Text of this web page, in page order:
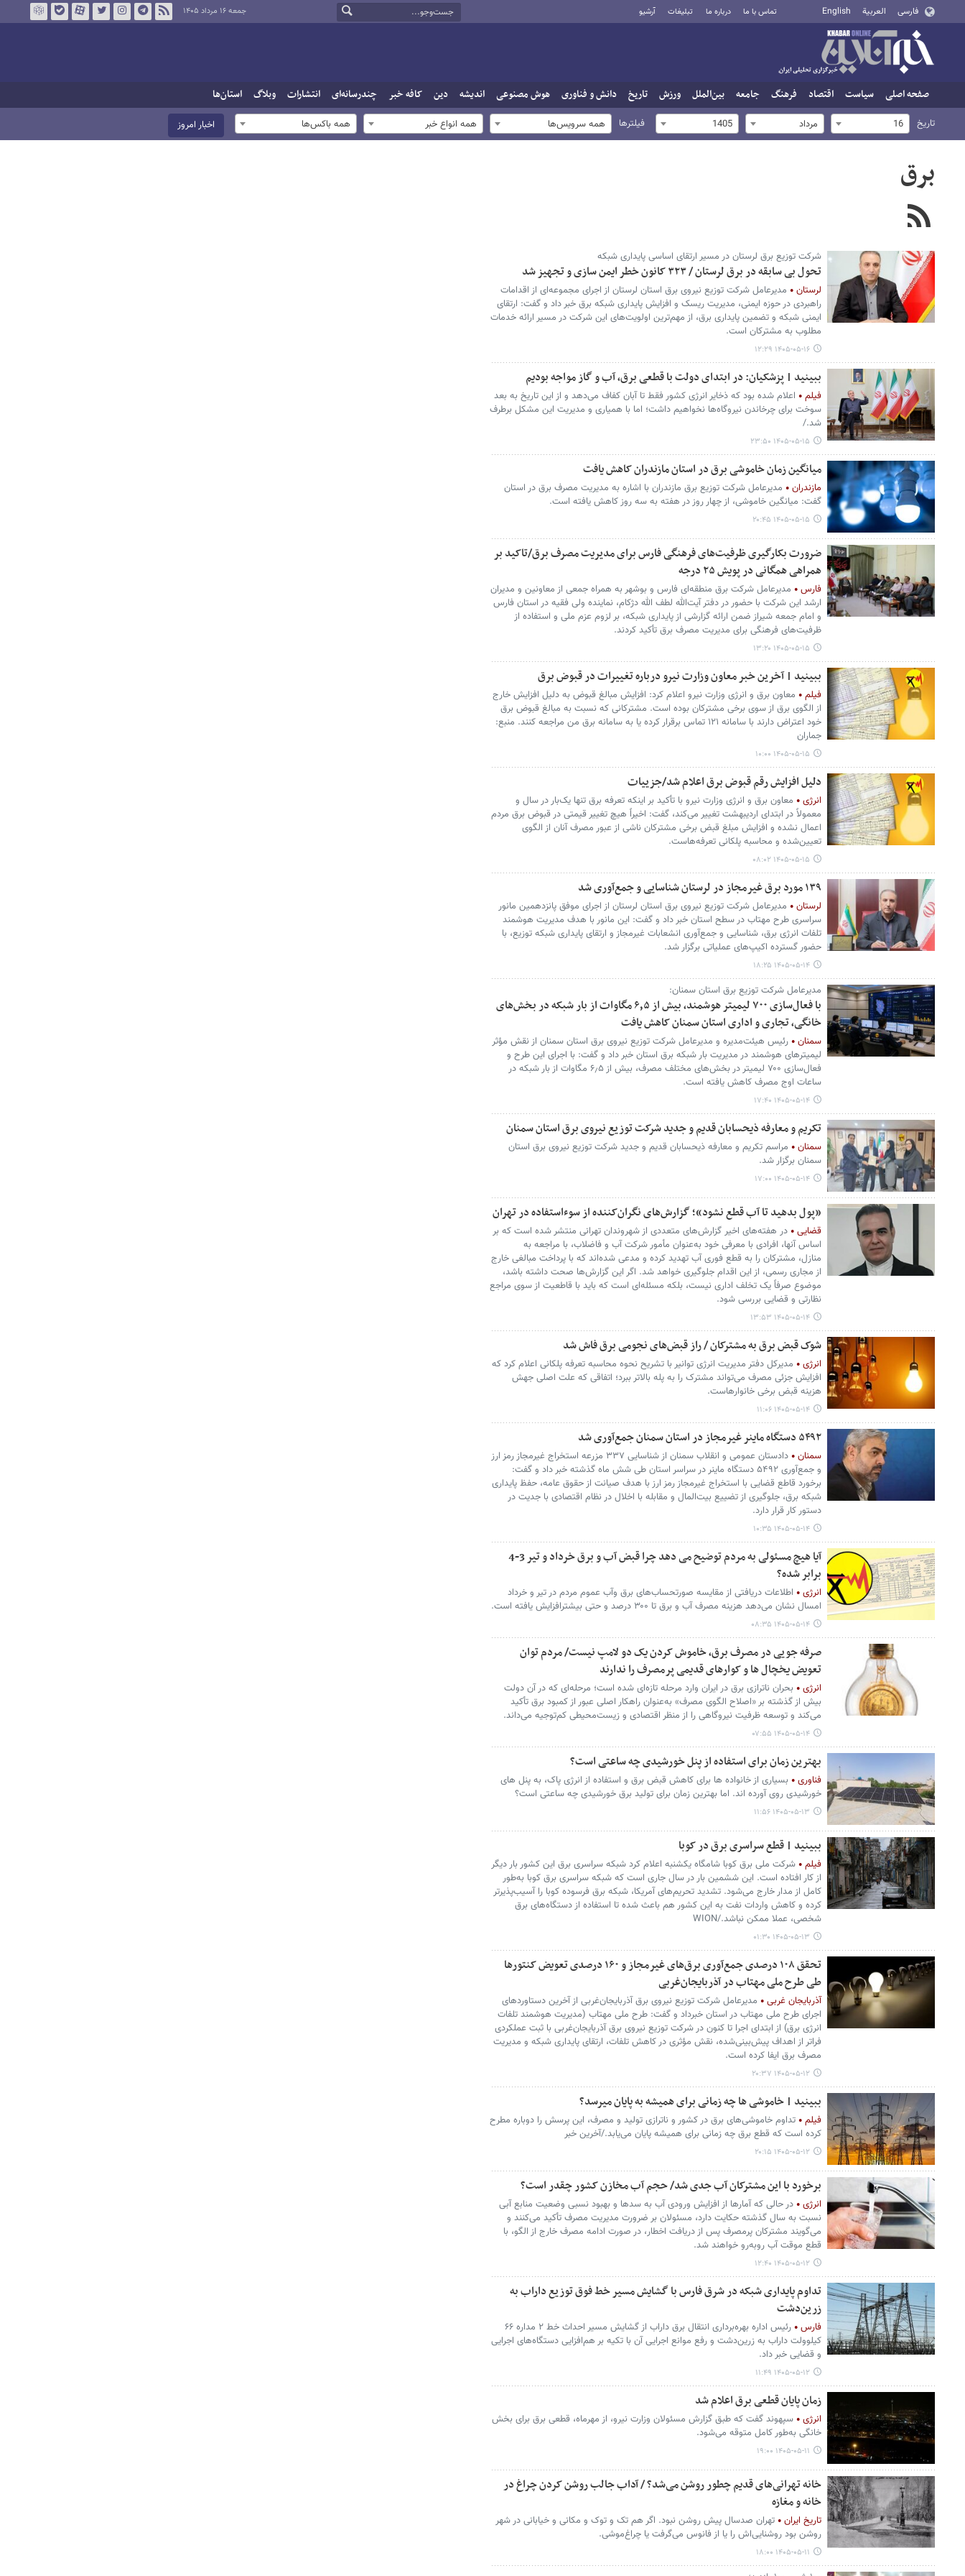
فارسی العربية English تماس با ما درباره ما تبلیغات آرشیو جمعه ۱۶ مرداد ۱۴۰۵
صفحه اصلی سیاست اقتصاد فرهنگ جامعه بین‌الملل ورزش تاریخ دانش و فناوری هوش مصنوعی اندیشه دین کافه خبر چندرسانه‌ای انتشارات وبلاگ استان‌ها
تاریخ 16 مرداد 1405 فیلترها همه سرویس‌ها همه انواع خبر همه باکس‌ها اخبار امروز
برق
شرکت توزیع برق لرستان در مسیر ارتقای اساسی پایداری شبکه
تحول بی سابقه در برق لرستان / ۳۲۳ کانون خطر ایمن سازی و تجهیز شد
لرستان
مدیرعامل شرکت توزیع نیروی برق استان لرستان از اجرای مجموعه‌ای از اقدامات
راهبردی در حوزه ایمنی، مدیریت ریسک و افزایش پایداری شبکه برق خبر داد و گفت: ارتقای
ایمنی شبکه و تضمین پایداری برق، از مهم‌ترین اولویت‌های این شرکت در مسیر ارائه خدمات
مطلوب به مشترکان است.
۱۴۰۵-۰۵-۱۶ ۱۲:۲۹
ببینید | پزشکیان: در ابتدای دولت با قطعی برق، آب و گاز مواجه بودیم
فیلم
اعلام شده بود که ذخایر انرژی کشور فقط تا آبان کفاف می‌دهد و از این تاریخ به بعد
سوخت برای چرخاندن نیروگاه‌ها نخواهیم داشت؛ اما با همیاری و مدیریت این مشکل برطرف
شد./
۱۴۰۵-۰۵-۱۵ ۲۳:۵۰
میانگین زمان خاموشی برق در استان مازندران کاهش یافت
مازندران
مدیرعامل شرکت توزیع برق مازندران با اشاره به مدیریت مصرف برق در استان
گفت: میانگین خاموشی، از چهار روز در هفته به سه روز کاهش یافته است.
۱۴۰۵-۰۵-۱۵ ۲۰:۴۵
ضرورت بکارگیری ظرفیت‌های فرهنگی فارس برای مدیریت مصرف برق/تاکید بر
همراهی همگانی در پویش ۲۵ درجه
فارس
مدیرعامل شرکت برق منطقه‌ای فارس و بوشهر به همراه جمعی از معاونین و مدیران
ارشد این شرکت با حضور در دفتر آیت‌الله لطف الله دژکام، نماینده ولی فقیه در استان فارس
و امام جمعه شیراز ضمن ارائه گزارشی از پایداری شبکه، بر لزوم عزم ملی و استفاده از
ظرفیت‌های فرهنگی برای مدیریت مصرف برق تأکید کردند.
۱۴۰۵-۰۵-۱۵ ۱۳:۲۰
ببینید | آخرین خبر معاون وزارت نیرو درباره تغییرات در قبوض برق
فیلم
معاون برق و انرژی وزارت نیرو اعلام کرد: افزایش مبالغ قبوض به دلیل افزایش خارج
از الگوی برق از سوی برخی مشترکان بوده است. مشترکانی که نسبت به مبالغ قبوض برق
خود اعتراض دارند با سامانه ۱۲۱ تماس برقرار کرده یا به سامانه برق من مراجعه کنند. منبع:
جماران
۱۴۰۵-۰۵-۱۵ ۱۰:۰۰
دلیل افزایش رقم قبوض برق اعلام شد/جزییات
انرژی
معاون برق و انرژی وزارت نیرو با تأکید بر اینکه تعرفه برق تنها یک‌بار در سال و
معمولاً در ابتدای اردیبهشت تغییر می‌کند، گفت: اخیراً هیچ تغییر قیمتی در قبوض برق مردم
اعمال نشده و افزایش مبلغ قبض برخی مشترکان ناشی از عبور مصرف آنان از الگوی
تعیین‌شده و محاسبه پلکانی تعرفه‌هاست.
۱۴۰۵-۰۵-۱۵ ۰۸:۰۲
۱۳۹ مورد برق غیرمجاز در لرستان شناسایی و جمع‌آوری شد
لرستان
مدیرعامل شرکت توزیع نیروی برق استان لرستان از اجرای موفق پانزدهمین مانور
سراسری طرح مهتاب در سطح استان خبر داد و گفت: این مانور با هدف مدیریت هوشمند
تلفات انرژی برق، شناسایی و جمع‌آوری انشعابات غیرمجاز و ارتقای پایداری شبکه توزیع، با
حضور گسترده اکیپ‌های عملیاتی برگزار شد.
۱۴۰۵-۰۵-۱۴ ۱۸:۲۵
مدیرعامل شرکت توزیع برق استان سمنان:
با فعال‌سازی ۷۰۰ لیمیتر هوشمند، بیش از ۶٫۵ مگاوات از بار شبکه در بخش‌های
خانگی، تجاری و اداری استان سمنان کاهش یافت
سمنان
رئیس هیئت‌مدیره و مدیرعامل شرکت توزیع نیروی برق استان سمنان از نقش مؤثر
لیمیترهای هوشمند در مدیریت بار شبکه برق استان خبر داد و گفت: با اجرای این طرح و
فعال‌سازی ۷۰۰ لیمیتر در بخش‌های مختلف مصرف، بیش از ۶٫۵ مگاوات از بار شبکه در
ساعات اوج مصرف کاهش یافته است.
۱۴۰۵-۰۵-۱۴ ۱۷:۴۰
تکریم و معارفه ذیحسابان قدیم و جدید شرکت توزیع نیروی برق استان سمنان
سمنان
مراسم تکریم و معارفه ذیحسابان قدیم و جدید شرکت توزیع نیروی برق استان
سمنان برگزار شد.
۱۴۰۵-۰۵-۱۴ ۱۷:۰۰
«پول بدهید تا آب قطع نشود»؛ گزارش‌های نگران‌کننده از سوءاستفاده در تهران
قضایی
در هفته‌های اخیر گزارش‌های متعددی از شهروندان تهرانی منتشر شده است که بر
اساس آنها، افرادی با معرفی خود به‌عنوان مأمور شرکت آب و فاضلاب، با مراجعه به
منازل، مشترکان را به قطع فوری آب تهدید کرده و مدعی شده‌اند که با پرداخت مبالغی خارج
از مجاری رسمی، از این اقدام جلوگیری خواهد شد. اگر این گزارش‌ها صحت داشته باشد،
موضوع صرفاً یک تخلف اداری نیست، بلکه مسئله‌ای است که باید با قاطعیت از سوی مراجع
نظارتی و قضایی بررسی شود.
۱۴۰۵-۰۵-۱۴ ۱۳:۵۳
شوک قبض برق به مشترکان / راز قبض‌های نجومی برق فاش شد
انرژی
مدیرکل دفتر مدیریت انرژی توانیر با تشریح نحوه محاسبه تعرفه پلکانی اعلام کرد که
افزایش جزئی مصرف می‌تواند مشترک را به پله بالاتر ببرد؛ اتفاقی که علت اصلی جهش
هزینه قبض برخی خانوارهاست.
۱۴۰۵-۰۵-۱۴ ۱۱:۰۶
۵۴۹۲ دستگاه ماینر غیرمجاز در استان سمنان جمع‌آوری شد
سمنان
دادستان عمومی و انقلاب سمنان از شناسایی ۳۳۷ مزرعه استخراج غیرمجاز رمز ارز
و جمع‌آوری ۵۴۹۲ دستگاه ماینر در سراسر استان طی شش ماه گذشته خبر داد و گفت:
برخورد قاطع قضایی با استخراج غیرمجاز رمز ارز با هدف صیانت از حقوق عامه، حفظ پایداری
شبکه برق، جلوگیری از تضییع بیت‌المال و مقابله با اخلال در نظام اقتصادی با جدیت در
دستور کار قرار دارد.
۱۴۰۵-۰۵-۱۴ ۱۰:۳۵
آیا هیچ مسئولی به مردم توضیح می دهد چرا قبض آب و برق خرداد و تیر 3-4
برابر شده؟
انرژی
اطلاعات دریافتی از مقایسه صورتحساب‌های برق وآب عموم مردم در تیر و خرداد
امسال نشان می‌دهد هزینه مصرف آب و برق تا ۳۰۰ درصد و حتی بیشترافزایش یافته است.
۱۴۰۵-۰۵-۱۴ ۰۸:۳۵
صرفه جویی در مصرف برق، خاموش کردن یک دو لامپ نیست/ مردم توان
تعویض یخچال ها و کوارهای قدیمی پرمصرف را ندارند
انرژی
بحران ناترازی برق در ایران وارد مرحله تازه‌ای شده است؛ مرحله‌ای که در آن دولت
بیش از گذشته بر «اصلاح الگوی مصرف» به‌عنوان راهکار اصلی عبور از کمبود برق تأکید
می‌کند و توسعه ظرفیت نیروگاهی را از منظر اقتصادی و زیست‌محیطی کم‌توجیه می‌داند.‌
۱۴۰۵-۰۵-۱۴ ۰۷:۵۵
بهترین زمان برای استفاده از پنل خورشیدی چه ساعتی است؟
فناوری
بسیاری از خانواده ها برای کاهش قبض برق و استفاده از انرژی پاک، به پنل های
خورشیدی روی آورده اند. اما بهترین زمان برای تولید برق خورشیدی چه ساعتی است؟
۱۴۰۵-۰۵-۱۳ ۱۱:۵۶
ببینید | قطع سراسری برق در کوبا
فیلم
شرکت ملی برق کوبا شامگاه یکشنبه اعلام کرد شبکه سراسری برق این کشور بار دیگر
از کار افتاده است. این ششمین بار در سال جاری است که شبکه سراسری برق کوبا به‌طور
کامل از مدار خارج می‌شود. تشدید تحریم‌های آمریکا، شبکه برق فرسوده کوبا را آسیب‌پذیرتر
کرده و کاهش واردات نفت به این کشور هم باعث شده تا استفاده از دستگاه‌های برق
شخصی، عملا ممکن نباشد./WION
۱۴۰۵-۰۵-۱۳ ۰۱:۳۰
تحقق ۱۰۸ درصدی جمع‌آوری برق‌های غیرمجاز و ۱۶۰ درصدی تعویض کنتورها
طی طرح ملی مهتاب در آذربایجان‌غربی
آذربایجان غربی
مدیرعامل شرکت توزیع نیروی برق آذربایجان‌غربی از آخرین دستاوردهای
اجرای طرح ملی مهتاب در استان خبرداد و گفت: طرح ملی مهتاب (مدیریت هوشمند تلفات
انرژی برق) از ابتدای اجرا تا کنون در شرکت توزیع نیروی برق آذربایجان‌غربی با ثبت عملکردی
فراتر از اهداف پیش‌بینی‌شده، نقش مؤثری در کاهش تلفات، ارتقای پایداری شبکه و مدیریت
مصرف برق ایفا کرده است.
۱۴۰۵-۰۵-۱۲ ۲۰:۳۷
ببینید | خاموشی ها چه زمانی برای همیشه به پایان میرسد؟
فیلم
تداوم خاموشی‌های برق در کشور و ناترازی تولید و مصرف، این پرسش را دوباره مطرح
کرده است که قطع برق چه زمانی برای همیشه پایان می‌یابد./آخرین خبر
۱۴۰۵-۰۵-۱۲ ۲۰:۱۵
برخورد با این مشترکان آب جدی شد/ حجم آب مخازن کشور چقدر است؟
انرژی
در حالی که آمارها از افزایش ورودی آب به سدها و بهبود نسبی وضعیت منابع آبی
نسبت به سال گذشته حکایت دارد، مسئولان بر ضرورت مدیریت مصرف تأکید می‌کنند و
می‌گویند مشترکان پرمصرف پس از دریافت اخطار، در صورت ادامه مصرف خارج از الگو، با
قطع موقت آب روبه‌رو خواهند شد.
۱۴۰۵-۰۵-۱۲ ۱۲:۴۰
تداوم پایداری شبکه در شرق فارس با گشایش مسیر خط فوق توزیع داراب به
زرین‌دشت
فارس
رئیس اداره بهره‌برداری انتقال برق داراب از گشایش مسیر احداث خط ۲ مداره ۶۶
کیلوولت داراب به زرین‌دشت و رفع موانع اجرایی آن با تکیه بر هم‌افزایی دستگاه‌های اجرایی
و قضایی خبر داد.
۱۴۰۵-۰۵-۱۲ ۱۱:۴۹
زمان پایان قطعی برق اعلام شد
انرژی
سپهوند گفت که طبق گزارش مسئولان وزارت نیرو، از مهرماه، قطعی برق برای بخش
خانگی به‌طور کامل متوقه می‌شود.
۱۴۰۵-۰۵-۱۱ ۱۹:۰۰
خانه‌ تهرانی‌های قدیم چطور روشن می‌شد؟ / آداب جالب روشن کردن چراغ در
خانه و مغازه
تاریخ ایران
تهران صدسال پیش‌ روشن نبود. اگر هم تک‌ و توک و مکانی و خیابانی در شهر
روشن بود روشنایی‌اش را یا از فانوس می‌گرفت یا چراغ‌موشی.
۱۴۰۵-۰۵-۱۱ ۱۸:۰۰